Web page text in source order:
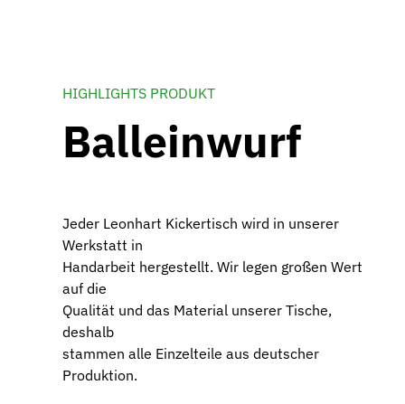
HIGHLIGHTS PRODUKT
Balleinwurf
Jeder Leonhart Kickertisch wird in unserer
Werkstatt in
Handarbeit hergestellt. Wir legen großen Wert
auf die
Qualität und das Material unserer Tische,
deshalb
stammen alle Einzelteile aus deutscher
Produktion.